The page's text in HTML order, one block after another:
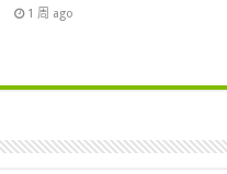
1 周 ago